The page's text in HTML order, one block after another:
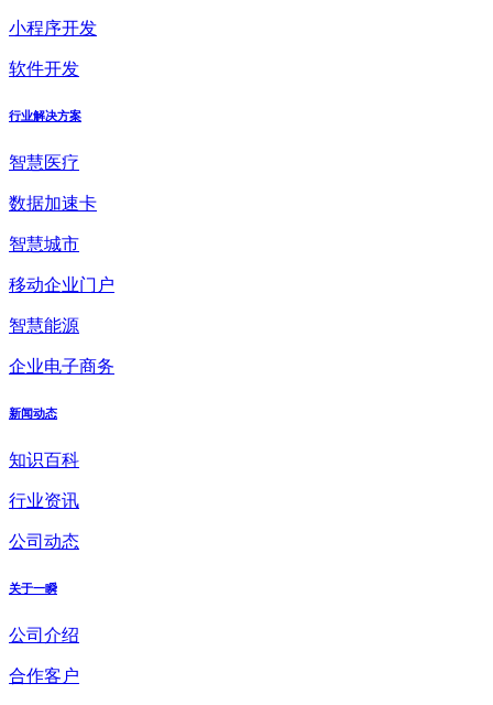
小程序开发
软件开发
行业解决方案
智慧医疗
数据加速卡
智慧城市
移动企业门户
智慧能源
企业电子商务
新闻动态
知识百科
行业资讯
公司动态
关于一瞬
公司介绍
合作客户